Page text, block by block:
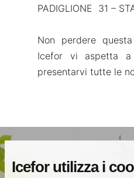
Icefor utilizza i
PADIGLIONE 31 –
Non perdere
Icefor vi aspetta a
presentarvi tutte le